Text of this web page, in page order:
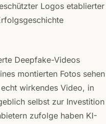
Logos etablierter
Deepfake-Videos
montierten Fotos sehen
wirkendes Video, in
selbst zur Investition
zufolge haben KI-